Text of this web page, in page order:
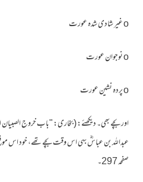
oغیر شادی شدہ عورت
oنوجوان عورت
oپردہ نشین عورت
اور بچے بھی۔ دیکھئے: (بخاری: "باب خروج
صفحہ 297۔